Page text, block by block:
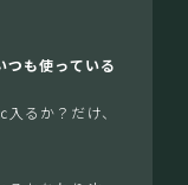
も使っている
るか？だけ、